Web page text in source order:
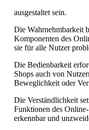
ausgestaltet sein.
Die Wahrnehmbarkeit
Komponenten des
sie für alle Nutzer
Die Bedienbarkeit
Shops auch von
Beweglichkeit oder
Die Verständlichkeit
Funktionen des
erkennbar und